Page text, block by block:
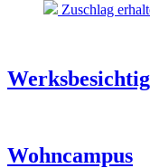
Zuschlag
Wohncampus